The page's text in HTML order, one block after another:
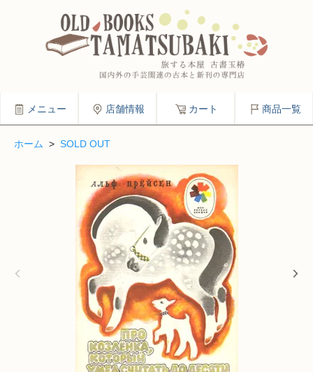
メニュー 店舗情報 カート 商品一覧
ホーム > SOLD OUT